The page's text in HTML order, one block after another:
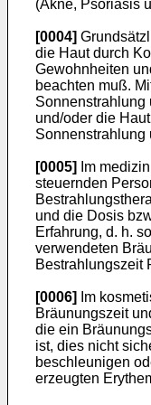
(Akne, Psoriasis
[0004]
die Haut durch
Gewohnheiten
beachten muß.
Sonnenstrahlung
und/oder die
Sonnenstrahlung
[0005]
Im
steuernden
und die Dosis
Erfahrung, d. h.
verwendeten
Bestrahlungszeit
[0006]
Im
Bräunungszeit
die ein
ist, dies nicht
beschleunigen
erzeugten